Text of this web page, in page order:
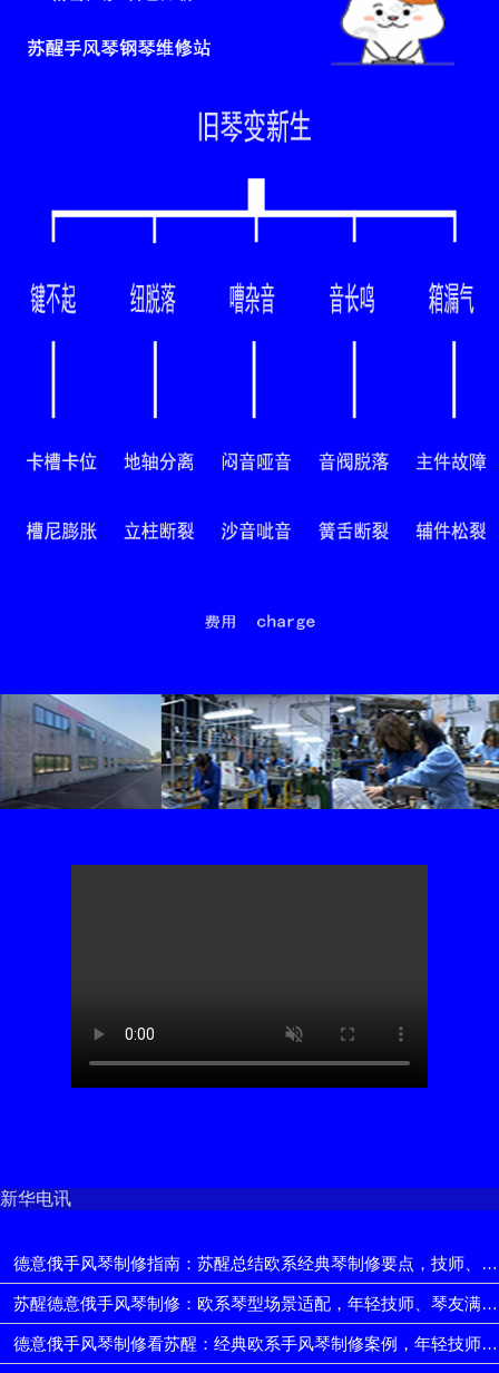
新华电讯
德意俄手风琴制修指南：苏醒总结欧系经典琴制修要点，技师、琴友技术一步到位
苏醒德意俄手风琴制修：欧系琴型场景适配，年轻技师、琴友满足演奏、收藏多样需求
德意俄手风琴制修看苏醒：经典欧系手风琴制修案例，年轻技师、琴友实战参考多